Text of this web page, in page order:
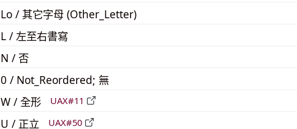
Lo / 其它字母 (Other_Letter)
L / 左至右書寫
N / 否
0 / Not_Reordered; 無
W / 全形 UAX#11
U / 正立 UAX#50